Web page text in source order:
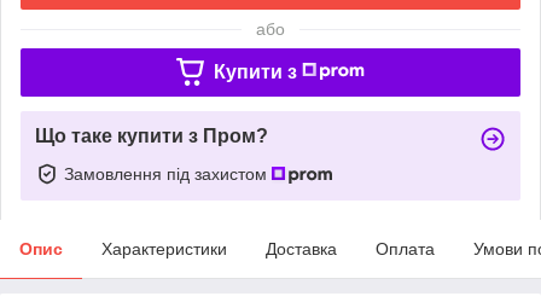
або
Купити з
Що таке купити з Пром?
Замовлення під захистом
Опис Характеристики Доставка Оплата Умови